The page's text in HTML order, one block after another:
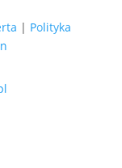
| Polityka